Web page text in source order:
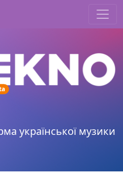
unread messages
української музики